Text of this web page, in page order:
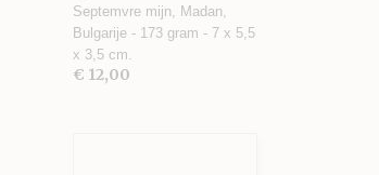
Septemvre mijn, Madan,
Bulgarije - 173 gram - 7 x 5,5
x 3,5 cm.
€ 12,00